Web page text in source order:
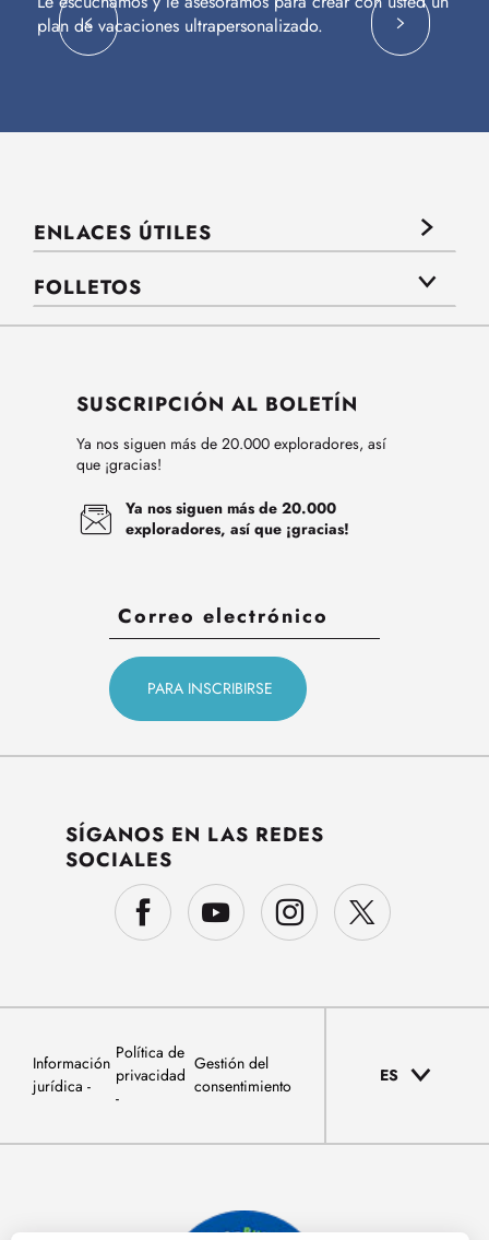
plan de vacaciones ultrapersonalizado.
ENLACES ÚTILES
FOLLETOS
SUSCRIPCIÓN AL BOLETÍN
Ya nos siguen más de 20.000 exploradores, así
que ¡gracias!
Ya nos siguen más de 20.000
exploradores, así que ¡gracias!
SÍGANOS EN LAS REDES
SOCIALES
Información
jurídica
Política de
privacidad
Gestión del
consentimiento
ES